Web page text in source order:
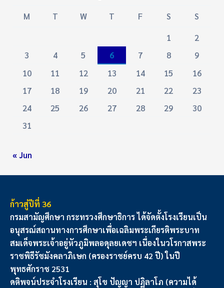
M
T W T F S
S
1
2
3
4 5 6 7 8
9
10
11 12 13 14 15
16
17
18 19 20 21 22
23
24
25 26 27 28 29
30
31
« Jun
ก้าวสู่ปีที่ 36
กรมสามัญศึกษา กระทรวงศึกษาธิการ ได้จัดตั้งโรงเรียนเป็น
อนุสรณ์สถานทางการศึกษาเพื่อเฉลิมพระเกียรติพระบาท
สมเด็จพระเจ้าอยู่หัวภูมิพลอดุลยเดชฯ เนื่องในวโรกาสพระ
ราชพิธีรัชมังคลาภิเษก (ครองราชย์ครบ 42 ปี) ในปี
พุทธศักราช 2531
ดติพจน์ประจำโรงเรียน : สุโข ปัญญา ปฏิลาโภ (ความได้